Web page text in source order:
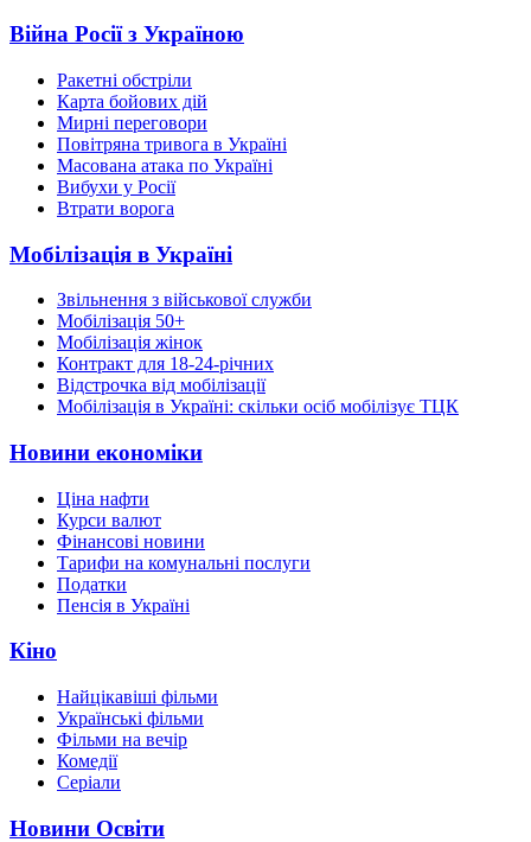
Війна Росії з Україною
Ракетні обстріли
Карта бойових дій
Мирні переговори
Повітряна тривога в Україні
Масована атака по Україні
Вибухи у Росії
Втрати ворога
Мобілізація в Україні
Звільнення з військової служби
Мобілізація 50+
Мобілізація жінок
Контракт для 18-24-річних
Відстрочка від мобілізації
Мобілізація в Україні: скільки осіб мобілізує ТЦК
Новини економіки
Ціна нафти
Курси валют
Фінансові новини
Тарифи на комунальні послуги
Податки
Пенсія в Україні
Кіно
Найцікавіші фільми
Українські фільми
Фільми на вечір
Комедії
Серіали
Новини Освіти